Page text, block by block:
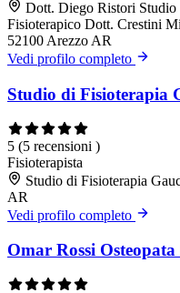
Dott. Diego Ristori Studio
Fisioterapico Dott. Crestini
52100 Arezzo AR
Vedi profilo completo
Studio di Fisioterapia
5 (5 recensioni )
Fisioterapista
Studio di Fisioterapia
AR
Vedi profilo completo
Omar Rossi